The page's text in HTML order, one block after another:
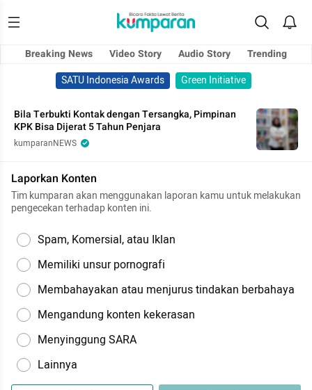
Breaking News Video Story Audio Story
Trending
SATU Indonesia Awards
Green Initiative
Bila Terbukti Kontak dengan Tersangka, Pimpinan
KPK Bisa Dijerat 5 Tahun Penjara
kumparanNEWS
Laporkan Konten
Tim kumparan akan menggunakan laporan kamu untuk melakukan
pengecekan terhadap konten ini.
Spam, Komersial, atau Iklan
Memiliki unsur pornografi
Membahayakan atau menjurus tindakan berbahaya
Mengandung konten kekerasan
Menyinggung SARA
Lainnya